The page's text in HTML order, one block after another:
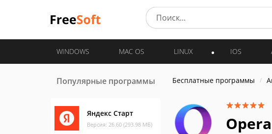
WINDOWS MAC OS LINUX IOS
Популярные программы
Яндекс Старт
Версия: 26.60 (293.98 МБ)
Бесплатные программы